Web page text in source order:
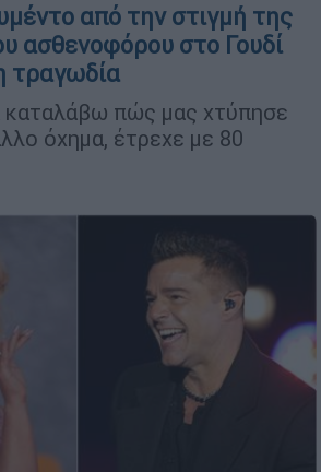
από την στιγμή της
ασθενοφόρου στο Γουδί
τραγωδία
πώς μας χτύπησε
όχημα, έτρεχε με 80